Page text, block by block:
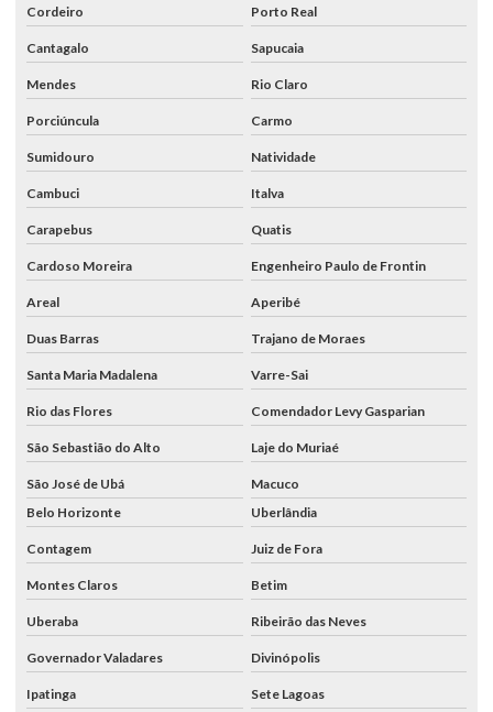
Cordeiro Porto Real
Cantagalo Sapucaia
Mendes Rio Claro
Porciúncula Carmo
Sumidouro Natividade
Cambuci Italva
Carapebus Quatis
Cardoso Moreira Engenheiro Paulo de Frontin
Areal Aperibé
Duas Barras Trajano de Moraes
Santa Maria Madalena Varre-Sai
Rio das Flores Comendador Levy Gasparian
São Sebastião do Alto Laje do Muriaé
São José de Ubá
Macuco
Belo Horizonte
Uberlândia
Contagem Juiz de Fora
Montes Claros Betim
Uberaba Ribeirão das Neves
Governador Valadares Divinópolis
Ipatinga Sete Lagoas